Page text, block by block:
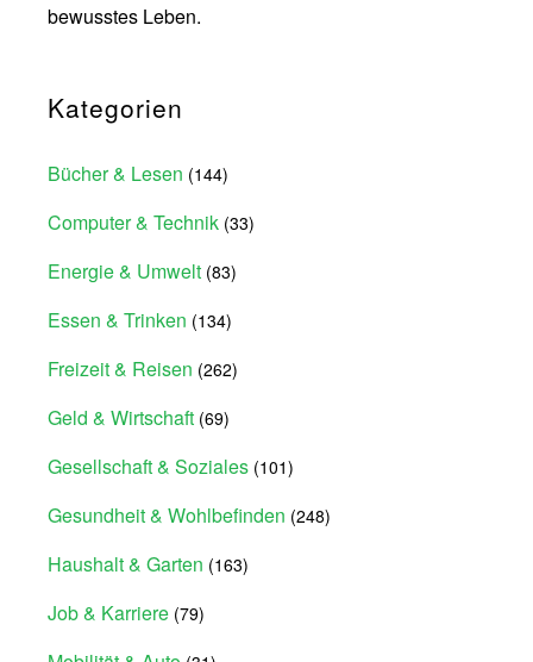
bewusstes Leben.
Kategorien
Bücher & Lesen (144)
Computer & Technik (33)
Energie & Umwelt (83)
Essen & Trinken (134)
Freizeit & Reisen (262)
Geld & Wirtschaft (69)
Gesellschaft & Soziales (101)
Gesundheit & Wohlbefinden (248)
Haushalt & Garten (163)
Job & Karriere (79)